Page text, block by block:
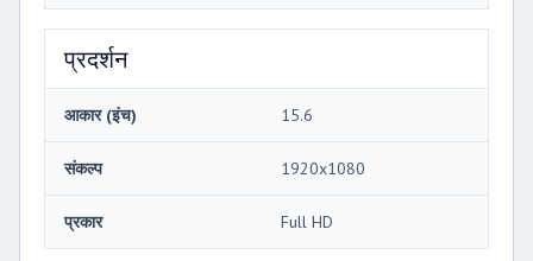
प्रदर्शन
आकार (इंच) 15.6
संकल्प 1920x1080
प्रकार Full HD